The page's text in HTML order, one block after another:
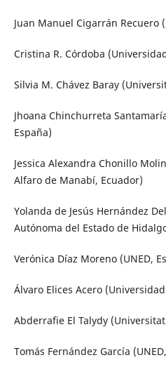
Juan Manuel Cigarrán Recuero
Cristina R. Córdoba
Silvia M. Chávez Baray
Jhoana Chinchurreta
España)
Jessica Alexandra Chonillo
Alfaro de Manabí, Ecuador)
Yolanda de Jesús Hernández
Autónoma del Estado de
Verónica Díaz Moreno (UNED,
Álvaro Elices Acero
Abderrafie El Talydy
Tomás Fernández García